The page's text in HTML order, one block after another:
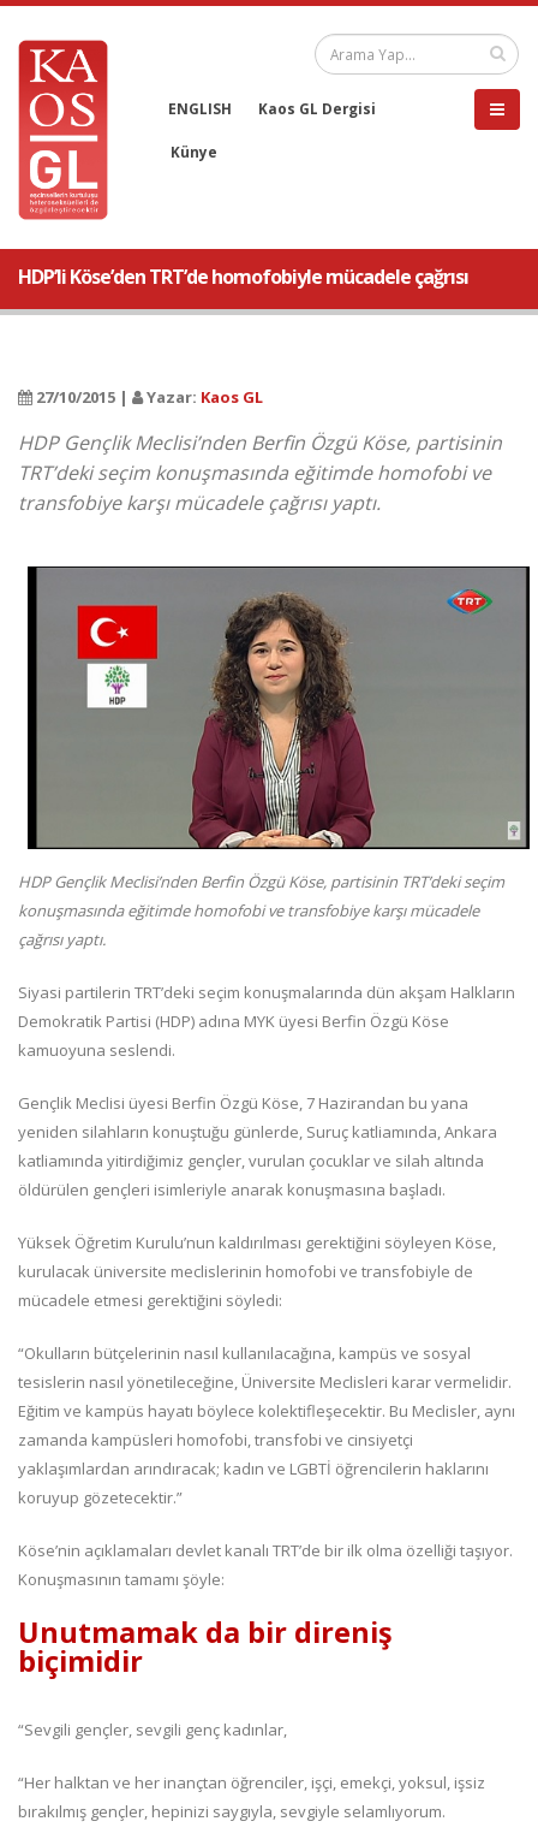
ENGLISH Kaos GL Dergisi
Künye
HDP’li Köse’den TRT’de homofobiyle mücadele çağrısı
27/10/2015 | Yazar: Kaos GL
HDP Gençlik Meclisi’nden Berfin Özgü Köse, partisinin
TRT’deki seçim konuşmasında eğitimde homofobi ve
transfobiye karşı mücadele çağrısı yaptı.
HDP Gençlik Meclisi’nden Berfin Özgü Köse, partisinin TRT’deki seçim
konuşmasında eğitimde homofobi ve transfobiye karşı mücadele
çağrısı yaptı.
Siyasi partilerin TRT’deki seçim konuşmalarında dün akşam Halkların
Demokratik Partisi (HDP) adına MYK üyesi Berfin Özgü Köse
kamuoyuna seslendi.
Gençlik Meclisi üyesi Berfin Özgü Köse, 7 Hazirandan bu yana
yeniden silahların konuştuğu günlerde, Suruç katliamında, Ankara
katliamında yitirdiğimiz gençler, vurulan çocuklar ve silah altında
öldürülen gençleri isimleriyle anarak konuşmasına başladı.
Yüksek Öğretim Kurulu’nun kaldırılması gerektiğini söyleyen Köse,
kurulacak üniversite meclislerinin homofobi ve transfobiyle de
mücadele etmesi gerektiğini söyledi:
“Okulların bütçelerinin nasıl kullanılacağına, kampüs ve sosyal
tesislerin nasıl yönetileceğine, Üniversite Meclisleri karar vermelidir.
Eğitim ve kampüs hayatı böylece kolektifleşecektir. Bu Meclisler, aynı
zamanda kampüsleri homofobi, transfobi ve cinsiyetçi
yaklaşımlardan arındıracak; kadın ve LGBTİ öğrencilerin haklarını
koruyup gözetecektir.”
Köse’nin açıklamaları devlet kanalı TRT’de bir ilk olma özelliği taşıyor.
Konuşmasının tamamı şöyle:
Unutmamak da bir direniş
biçimidir
“Sevgili gençler, sevgili genç kadınlar,
“Her halktan ve her inançtan öğrenciler, işçi, emekçi, yoksul, işsiz
bırakılmış gençler, hepinizi saygıyla, sevgiyle selamlıyorum.